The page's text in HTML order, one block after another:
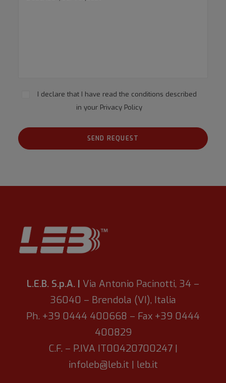
I declare that I have read the conditions described
in your Privacy Policy
L.E.B. S.p.A. | Via Antonio Pacinotti, 34 –
36040 – Brendola (VI), Italia
Ph. +39 0444 400668 – Fax +39 0444
400829
C.F. – P.IVA IT00420700247 |
infoleb@leb.it | leb.it